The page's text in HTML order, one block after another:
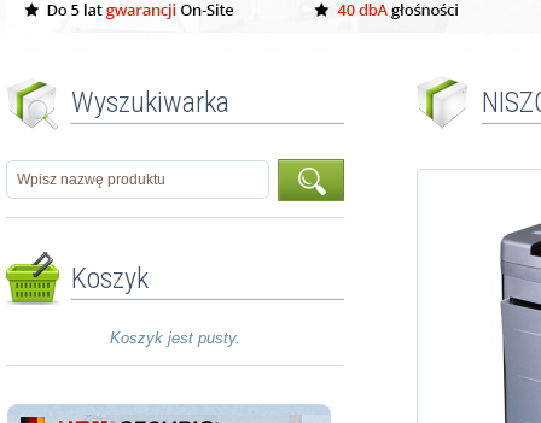
Wyszukiwarka
Koszyk
Koszyk jest pusty.